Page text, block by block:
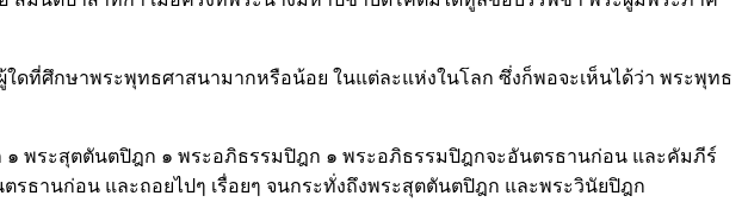
ดที่ศึกษาพระพุทธศาสนามากหรือน้อย ในแต่ละแห่งในโลก ซึ่งก็พอจะเห็นได้ว่า พระพุทธ
พระสุตตันตปิฎก ๑ พระอภิธรรมปิฎก ๑ พระอภิธรรมปิฎกจะอันตรธานก่อน และคัมภีร์
ธานก่อน และถอยไปๆ เรื่อยๆ จนกระทั่งถึงพระสุตตันตปิฎก และพระวินัยปิฎก